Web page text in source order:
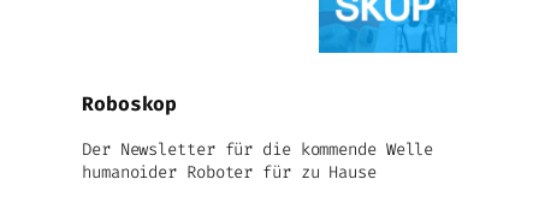
Roboskop
Der Newsletter für die kommende Welle
humanoider Roboter für zu Hause